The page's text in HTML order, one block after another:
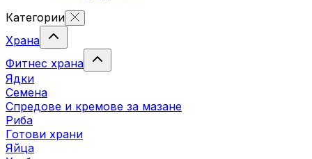
Категории
Храна
Фитнес храна
Ядки
Семена
Спредове и кремове за мазане
Риба
Готови храни
Яйца